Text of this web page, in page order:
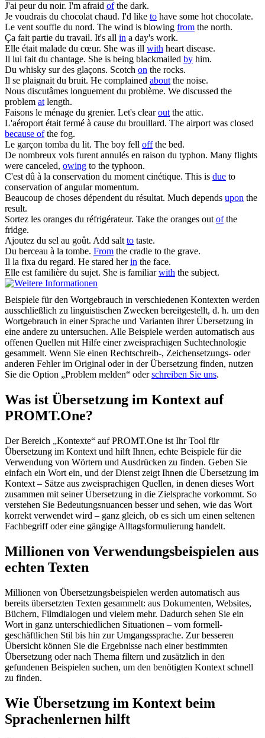
J'ai peurdu noir. I'm afraid ofthe dark.
Je voudrais du chocolat chaud. I'd like to have some hot chocolate.
Le vent souffle du nord. The wind is blowing from the north.
Ça fait partie du travail. It's all in a day's work.
Elle était malade du cœur. She was ill with heart disease.
Il lui faitdu chantage. She is being blackmailed by him.
Du whisky sur des glaçons. Scotch on the rocks.
Il se plaignaitdu bruit. He complained aboutthe noise.
Nous discutâmes longuementdu problème. We discussed the
problem atlength.
Faisons le ménage du grenier. Let's clearoutthe attic.
L'aéroport était fermé à cause du brouillard. The airport was closed
because ofthe fog.
Le garçon tomba du lit. The boy fell offthe bed.
De nombreux vols furent annulés en raison du typhon. Many flights
were canceled, owing to the typhoon.
C'est dû à la conservation du moment cinétique. This is due to
conservation of angular momentum.
Beaucoup de choses dépendentdu résultat. Much depends upon the
result.
Sortez les oranges du réfrigérateur. Take the oranges outofthe
fridge.
Ajoutez du sel au goût. Add saltto taste.
Du berceau à la tombe. From the cradle to the grave.
Il la fixa du regard. He stared herin the face.
Elle est familière du sujet. She is familiarwith the subject.
Beispiele für den Wortgebrauch in verschiedenen Kontexten werden
ausschließlich zu linguistischen Zwecken bereitgestellt, d. h. um den
Wortgebrauch in einer Sprache und Varianten ihrer Übersetzung in
eine andere zu untersuchen. Alle Beispiele werden automatisch aus
offenen Quellen mit Hilfe einer zweisprachigen Suchtechnologie
gesammelt. Wenn Sie einen Rechtschreib-, Zeichensetzungs- oder
anderen Fehler im Original oder in der Übersetzung finden, nutzen
Sie die Option „Problem melden“ oderschreiben Sie uns.
Was ist Übersetzung im Kontext auf
PROMT.One?
Der Bereich „Kontexte“ auf PROMT.One ist Ihr Tool für
Übersetzung im Kontext und hilft Ihnen, echte Beispiele für die
Verwendung von Wörtern und Ausdrücken zu finden. Geben Sie
einfach ein Wort ein, und der Dienst zeigt Ihnen die Übersetzung im
Kontext – Sätze aus zweisprachigen Quellen, in denen dieses Wort
zusammen mit seiner Übersetzung in die Zielsprache vorkommt. So
verstehen Sie Bedeutungsnuancen besser und sehen, wie das Wort
korrekt verwendet wird – ganz gleich, ob es sich um einen seltenen
Fachbegriff oder eine gängige Alltagsformulierung handelt.
Millionen von Verwendungsbeispielen aus
echten Texten
Millionen von Übersetzungsbeispielen werden automatisch aus
bereits übersetzten Texten gesammelt: aus Dokumenten, Websites,
Büchern, Filmdialogen und vielem mehr. Dadurch sehen Sie ein
Wort in ganz unterschiedlichen Situationen – vom formell-
geschäftlichen Stil bis hin zur Umgangssprache. Zur besseren
Übersicht können Sie die Ergebnisse nach einer bestimmten
Übersetzung oder nach Thema filtern und zusätzlich in den
gefundenen Beispielen suchen, um den benötigten Kontext schnell
zu finden.
Wie Übersetzung im Kontext beim
Sprachenlernen hilft